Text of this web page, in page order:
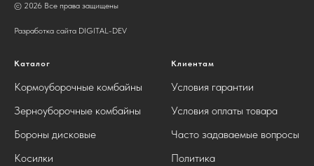
© 2026 Все права защищены
Разработка сайта DIGITAL-DEV
Каталог
Кормоуборочные комбайны
Зерноуборочные комбайны
Бороны дисковые
Косилки
Клиентам
Условия гарантии
Условия оплаты товара
Часто задаваемые вопросы
Политика